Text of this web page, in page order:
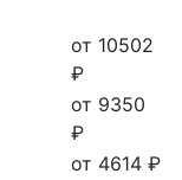
от 10502
₽
от 9350
₽
от 4614 ₽